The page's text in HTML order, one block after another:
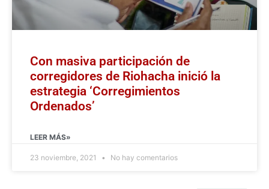
Con masiva participación de
corregidores de Riohacha inició la
estrategia ‘Corregimientos
Ordenados’
LEER MÁS»
23 noviembre, 2021 No hay comentarios